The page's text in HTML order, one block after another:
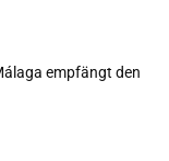
empfängt den